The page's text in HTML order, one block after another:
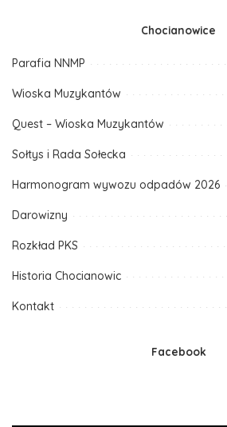
Chocianowice
Parafia NNMP
Wioska Muzykantów
Quest – Wioska Muzykantów
Sołtys i Rada Sołecka
Harmonogram wywozu odpadów 2026
Darowizny
Rozkład PKS
Historia Chocianowic
Kontakt
Facebook